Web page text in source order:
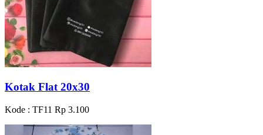
Kotak Flat 20x30
Kode : TF11 Rp 3.100